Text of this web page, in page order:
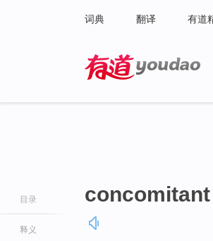
词典 翻译 有道
目录
释义